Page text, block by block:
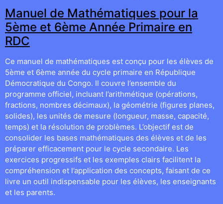
Manuel de Mathématiques pour la
5ème et 6ème Année Primaire en
RDC
Ce manuel de mathématiques est conçu pour les élèves de
5ème et 6ème année du cycle primaire en République
Démocratique du Congo. Il couvre l’ensemble du
programme officiel, incluant l’arithmétique (opérations,
fractions, nombres décimaux), la géométrie (figures planes,
solides), les unités de mesure (longueur, masse, capacité,
temps) et la résolution de problèmes. L’objectif est de
consolider les bases mathématiques des élèves et de les
préparer efficacement pour le cycle secondaire. Les
exercices progressifs et les exemples clairs facilitent la
compréhension et l’application des concepts, faisant de ce
livre un outil indispensable pour les élèves, les enseignants
et les parents.